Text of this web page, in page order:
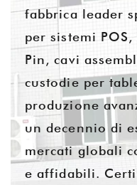
fabbrica leader
per sistemi
Pin, cavi
custodie per
produzione
un decennio di
mercati globali
e affidabili.